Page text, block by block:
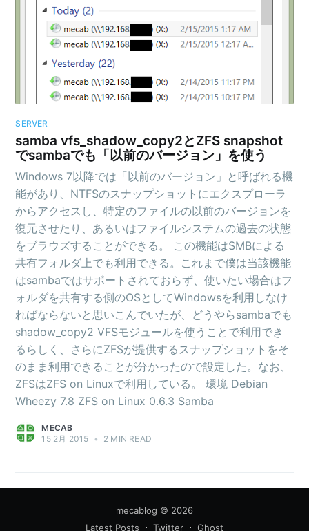
SERVER
samba vfs_shadow_copy2とZFS snapshot
でsambaでも「以前のバージョン」を使う
Windows 7以降では「以前のバージョン」と呼ばれる機
能があり、NTFSのスナップショットにエクスプローラ
からアクセスし、特定のファイルの以前のバージョンを
復元させたり、あるいはファイルシステムの過去の状態
をブラウズすることができる。 この機能はSMBによる
共有フォルダ上でも利用できる。これまで僕は当該機能
はsambaではサポートされておらず、使いたい場合はフ
ォルダを共有する側のOSとしてWindowsを利用しなけ
ればならないと思いこんでいたが、どうやらsambaでも
shadow_copy2 VFSモジュールを使うことで利用でき
るらしく、さらにZFSが提供するスナップショットをそ
のまま利用できることが分かったので設定した。なお、
ZFSはZFS on Linuxで利用している。 環境 Debian
Wheezy 7.8 ZFS on Linux 0.6.3 Samba
MECAB
15 2月 2015 • 2 MIN READ
mecablog © 2026
Latest Posts
Twitter Ghost